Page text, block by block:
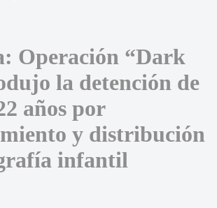
Operación “Dark
la detención de
años por
y distribución
infantil